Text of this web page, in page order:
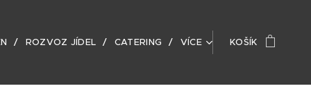
ROZVOZ JÍDEL CATERING VÍCE KOŠÍK